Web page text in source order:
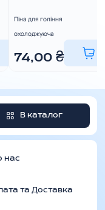
Піна для гоління
охолоджуюча
74,00₴
В каталог
нас
та Доставка